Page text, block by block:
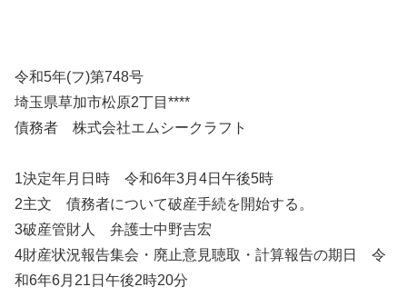
令和5年(フ)第748号
埼玉県草加市松原2丁目****
債務者 株式会社エムシークラフト
1決定年月日時 令和6年3月4日午後5時
2主文 債務者について破産手続を開始する。
3破産管財人 弁護士中野吉宏
4財産状況報告集会・廃止意見聴取・計算報告の期日 令
和6年6月21日午後2時20分